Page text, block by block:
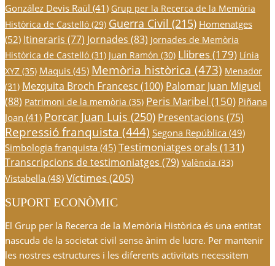
González Devis Raül (41) Grup per la Recerca de la Memòria
Històrica de Castelló (29) Guerra Civil (215) Homenatges
(52) Itineraris (77) Jornades (83) Jornades de Memòria
Històrica de Castelló (31) Juan Ramón (30) Llibres(179) Línia
XYZ (35) Maquis (45) Memòria històrica (473) Menador
(31) Mezquita Broch Francesc (100) Palomar Juan Miguel
(88) Patrimoni de la memòria (35) Peris Maribel (150) Piñana
Joan (41) Porcar Juan Luis (250) Presentacions (75)
Repressió franquista (444) Segona República (49)
Simbologia franquista (45) Testimoniatges orals(131)
Transcripcions de testimoniatges (79) València (33)
Vistabella (48) Víctimes(205)
SUPORT ECONÒMIC
El Grup per la Recerca de la Memòria Històrica és una entitat
nascuda de la societat civil sense ànim de lucre. Per mantenir
les nostres estructures i les diferents activitats necessitem